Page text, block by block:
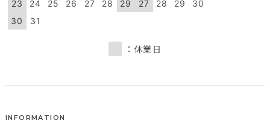
23
24 25 26 27 28
29
30
31
27
28 29 30
：休業日
INFORMATION